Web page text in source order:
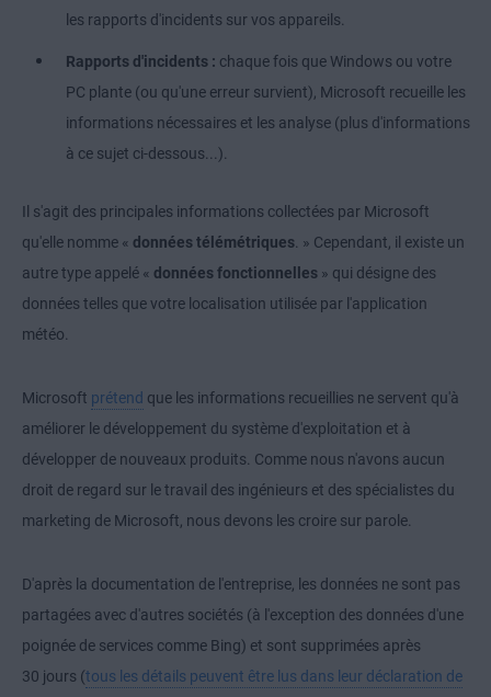
les rapports d'incidents sur vos appareils.
Rapports d'incidents : chaque fois que Windows ou votre
PC plante (ou qu'une erreur survient), Microsoft recueille les
informations nécessaires et les analyse (plus d'informations
à ce sujet ci-dessous...).
Il s'agit des principales informations collectées par Microsoft
qu'elle nomme « données télémétriques. » Cependant, il existe un
autre type appelé « données fonctionnelles » qui désigne des
données telles que votre localisation utilisée par l'application
météo.
Microsoft prétend que les informations recueillies ne servent qu'à
améliorer le développement du système d'exploitation et à
développer de nouveaux produits. Comme nous n'avons aucun
droit de regard sur le travail des ingénieurs et des spécialistes du
marketing de Microsoft, nous devons les croire sur parole.
D'après la documentation de l'entreprise, les données ne sont pas
partagées avec d'autres sociétés (à l'exception des données d'une
poignée de services comme Bing) et sont supprimées après
30 jours (tous les détails peuvent être lus dans leur déclaration de